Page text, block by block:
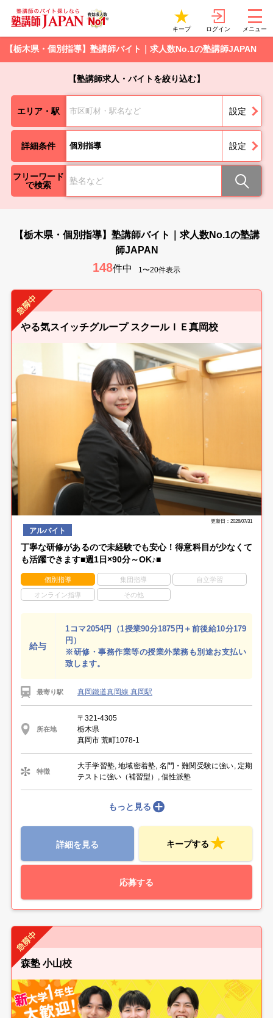
キープ ログイン メニュー
【栃木県・個別指導】塾講師バイト｜求人数No.1の塾講師JAPAN
【塾講師求人・バイトを絞り込む】
エリア・駅 市区町材・駅名など 設定
詳細条件 個別指導 設定
フリーワード
で検索
【栃木県・個別指導】塾講師バイト｜求人数No.1の塾講
師JAPAN
148件中 1〜20件表示
やる気スイッチグループ スクールＩＥ真岡校
更新日：2026/07/31
アルバイト
丁寧な研修があるので未経験でも安心！得意科目が少なくて
も活躍できます■週1日×90分～OK♪■
個別指導 集団指導 自立学習
オンライン指導 その他
給与
1コマ2054円（1授業90分1875円＋前後給10分179
円）
※研修・事務作業等の授業外業務も別途お支払い
致します。
最寄り駅 真岡鐵道真岡線 真岡駅
所在地
〒321-4305
栃木県
真岡市 荒町1078-1
特徴
大手学習塾, 地域密着塾, 名門・難関受験に強い, 定期
テストに強い（補習型）, 個性派塾
もっと見る
詳細を見る キープする
応募する
森塾 小山校